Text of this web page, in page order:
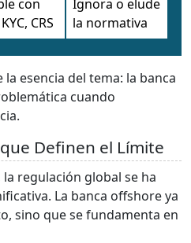
con
CRS
Ignora o elude
la normativa
esencia del tema: la banca
cuando
Definen el Límite
regulación global se ha
La banca offshore ya
sino que se fundamenta en